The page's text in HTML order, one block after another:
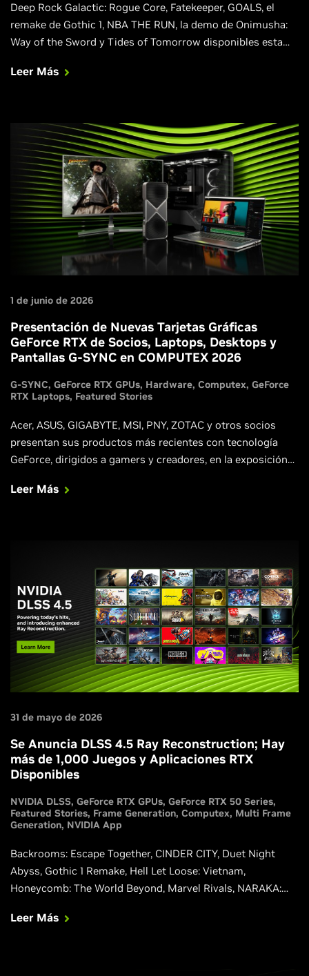
Deep Rock Galactic: Rogue Core, Fatekeeper, GOALS, el
remake de Gothic 1, NBA THE RUN, la demo de Onimusha:
Way of the Sword y Tides of Tomorrow disponibles esta
Leer Más
1 de junio de 2026
Presentación de Nuevas Tarjetas Gráficas
GeForce RTX de Socios, Laptops, Desktops y
Pantallas G-SYNC en COMPUTEX 2026
G-SYNC GeForce RTX GPUs Hardware Computex GeForce
RTX Laptops Featured Stories
Acer, ASUS, GIGABYTE, MSI, PNY, ZOTAC y otros socios
presentan sus productos más recientes con tecnología
GeForce, dirigidos a gamers y creadores, en la exposición
Leer Más
31 de mayo de 2026
Se Anuncia DLSS 4.5 Ray Reconstruction; Hay
más de 1,000 Juegos y Aplicaciones RTX
Disponibles
NVIDIA DLSS GeForce RTX GPUs GeForce RTX 50 Series
Featured Stories Frame Generation Computex Multi Frame
Generation NVIDIA App
Backrooms: Escape Together, CINDER CITY, Duet Night
Abyss, Gothic 1 Remake, Hell Let Loose: Vietnam,
Honeycomb: The World Beyond, Marvel Rivals, NARAKA:
Meet se están actualizando para ofrecer integraciones
Leer Más